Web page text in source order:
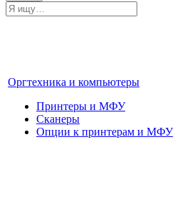
Оргтехника и компьютеры
Принтеры и МФУ
Сканеры
Опции к принтерам и МФУ